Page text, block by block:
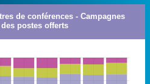
de conférences - Campagnes
des postes offerts